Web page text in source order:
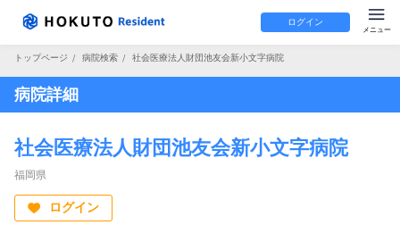
ログイン
トップページ / 病院検索 / 社会医療法人財団池友会新小文字病院
病院詳細
社会医療法人財団池友会新小文字病院
福岡県
ログイン